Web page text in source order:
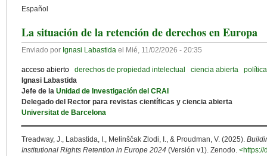
Español
La situación de la retención de derechos en Europa
Enviado por Ignasi Labastida el Mié, 11/02/2026 - 20:35
acceso abierto derechos de propiedad intelectual ciencia abierta
Ignasi Labastida
Jefe de la Unidad de Investigación del CRAI
Delegado del Rector para revistas científicas y ciencia abierta
Universitat de Barcelona
Treadway, J., Labastida, I., Melinščak Zlodi, I., & Proudman, V. (2025).
Institutional Rights Retention in Europe 2024 (Versión v1). Zenodo. <https://